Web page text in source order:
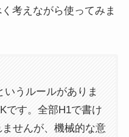
考えながら使ってみま
うルールがありま
です。全部H1で書け
せんが、機械的な意